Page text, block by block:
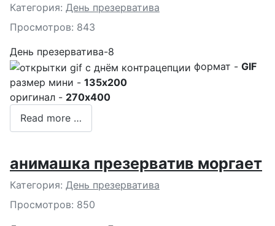
Подробности
Категория: День презерватива
Просмотров: 843
День презерватива-8
формат - GIF
размер мини - 135x200
оригинал - 270x400
Read more …
анимашка презерватив моргает
Подробности
Категория: День презерватива
Просмотров: 850